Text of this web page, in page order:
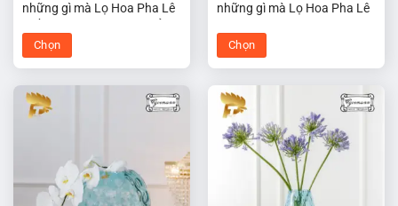
những gì mà Lọ Hoa Pha Lê
đem lại may mắn cho không
gian sống và làm việc của
Chọn
Sản
phẩm
này
có
Các
những gì mà Lọ Hoa Pha Lê
hợp phong thủy cho người
mệnh thủy đem lại may mắn
việc của bạn.
Chọn
Sản
phẩm
này
có
nhiều